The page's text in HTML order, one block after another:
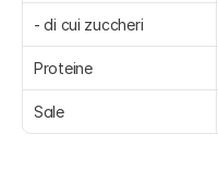
- di cui zuccheri
Proteine
Sale